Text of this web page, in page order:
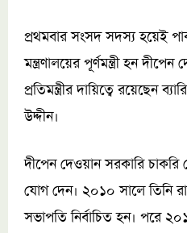
প্রথমবার সংসদ সদস্য হয়েই
মন্ত্রণালয়ের পূর্ণমন্ত্রী হন
প্রতিমন্ত্রীর দায়িত্বে রয়েছেন
উদ্দীন।
দীপেন দেওয়ান সরকারি চাকরি
যোগ দেন। ২০১০ সালে তিনি
সভাপতি নির্বাচিত হন। পরে